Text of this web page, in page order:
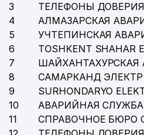
3
ТЕЛЕФОНЫ
4
АЛМАЗАРСКАЯ
5
УЧТЕПИНСКАЯ
6
TOSHKENT SHAHAR
7
ШАЙХАНТАХУРСКАЯ
8
САМАРКАНД
9
SURHONDARYO
10
АВАРИЙНАЯ
11
СПРАВОЧНОЕ БЮРО